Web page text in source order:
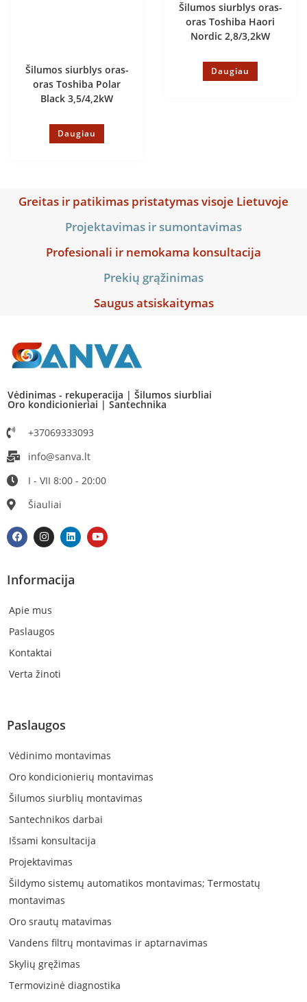
Šilumos siurblys oras-
oras Toshiba Polar
Black 3,5/4,2kW
Daugiau
Šilumos siurblys oras-
oras Toshiba Haori
Nordic 2,8/3,2kW
Daugiau
Greitas ir patikimas pristatymas visoje Lietuvoje
Projektavimas ir sumontavimas
Profesionali ir nemokama konsultacija
Prekių grąžinimas
Saugus atsiskaitymas
Vėdinimas - rekuperacija | Šilumos siurbliai
Oro kondicionieriai | Santechnika
+37069333093
info@sanva.lt
I - VII 8:00 - 20:00
Šiauliai
Informacija
Apie mus
Paslaugos
Kontaktai
Verta žinoti
Paslaugos
Vėdinimo montavimas
Oro kondicionierių montavimas
Šilumos siurblių montavimas
Santechnikos darbai
Išsami konsultacija
Projektavimas
Šildymo sistemų automatikos montavimas; Termostatų
montavimas
Oro srautų matavimas
Vandens filtrų montavimas ir aptarnavimas
Skylių gręžimas
Termovizinė diagnostika